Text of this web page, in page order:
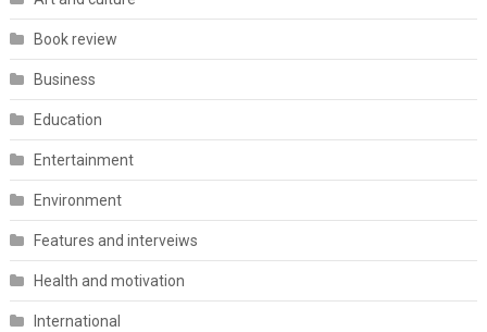
Book review
Business
Education
Entertainment
Environment
Features and interveiws
Health and motivation
International